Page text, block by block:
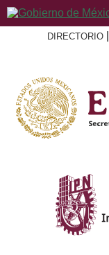
DIRECTORIO